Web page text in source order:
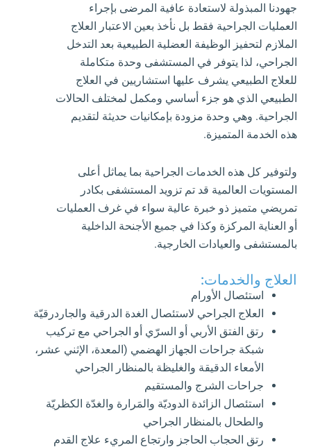
جهودنا المبذولة لاستعادة عافية المرضى بإجراء
العمليات الجراحية فقط بل نأخذ بعين الاعتبار العلاج
الملازم لتحفيز الوظيفة العضلية الطبيعية بعد التدخل
الجراحي، لذا يتوفر في المستشفى وحدة متكاملة
للعلاج الطبيعي يشرف عليها استشاريين في العلاج
الطبيعي الذي هو جزء أساسي ومكمل لمختلف الحالات
الجراحية. وهي وحدة مزودة بإمكانيات حديثة لتقديم
هذه الخدمة المتميزة.
ولتوفير كل هذه الخدمات الجراحية بما يماثل أعلى
المستويات العالمية قد تم تزويد المستشفى بكادر
تمريضي متميز ذو خبرة عالية سواء في غرف العمليات
أو العناية المركزة وكذا في جميع الأجنحة الداخلية
بالمستشفى والعيادات الخارجية.
العلاج والخدمات:
استئصال الأورام
العلاج الجراحي لاستئصال الغدة الدرقية والجاردرقيّة
رتق الفتق الأربي أو السرّي أو الجراحي مع تركيب
شبكة جراحات الجهاز الهضمي (المعدة، الإثني عشر،
الأمعاء الدقيقة والغليظة بالمنظار الجراحي
جراحات الشرج والمستقيم
استئصال الزائدة الدوديّة والمَرارة والغدّة الكظريّة
والطحال بالمنظار الجراحي
رتق الحجاب الحاجز وارتجاع المريء علاج القدم